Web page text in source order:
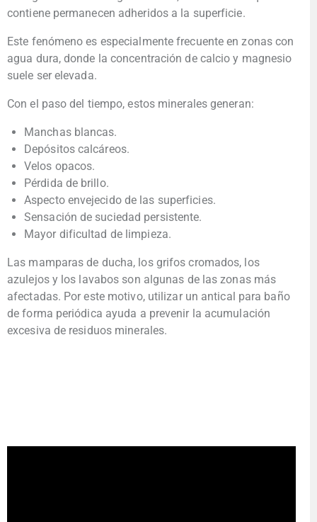
contiene permanecen adheridos a la superficie.
Este fenómeno es especialmente frecuente en zonas con
agua dura, donde la concentración de calcio y magnesio
suele ser elevada.
Con el paso del tiempo, estos minerales generan:
Manchas blancas.
Depósitos calcáreos.
Velos opacos.
Pérdida de brillo.
Aspecto envejecido de las superficies.
Sensación de suciedad persistente.
Mayor dificultad de limpieza.
Las mamparas de ducha, los grifos cromados, los
azulejos y los lavabos son algunas de las zonas más
afectadas. Por este motivo, utilizar un antical para baño
de forma periódica ayuda a prevenir la acumulación
excesiva de residuos minerales.